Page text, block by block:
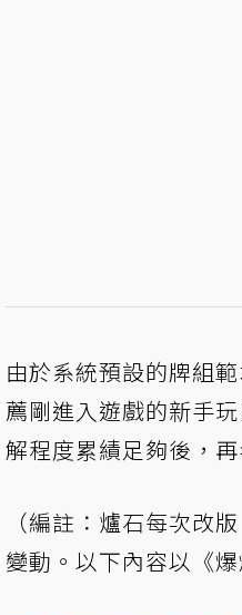
由於系統預設的牌組
薦剛進入遊戲的新手
解程度累績足夠後，
（編註：爐石每次改
變動。以下內容以《